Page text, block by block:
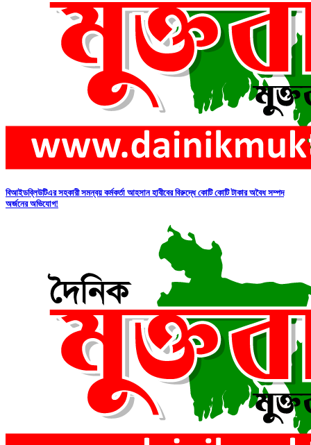
বিআইডব্লিউটিএর সহকারী সমন্বয় কর্মকর্তা আহসান হাবীবের বিরুদ্ধে কোটি কোটি টাকার অবৈধ সম্পদ
অর্জনের অভিযোগ!